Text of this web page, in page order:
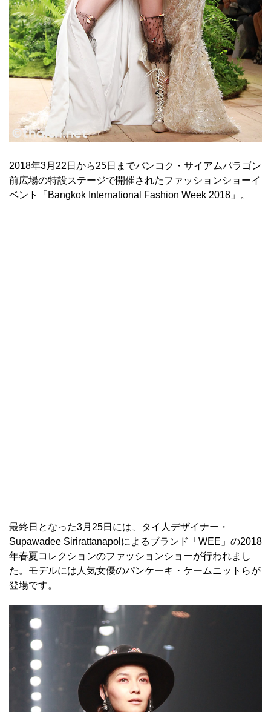
2018年3月22日から25日までバンコク・サイアムパラゴン
前広場の特設ステージで開催されたファッションショーイ
ベント「Bangkok International Fashion Week 2018」。
最終日となった3月25日には、タイ人デザイナー・
Supawadee Sirirattanapolによるブランド「WEE」の2018
年春夏コレクションのファッションショーが行われまし
た。モデルには人気女優のパンケーキ・ケームニットらが
登場です。